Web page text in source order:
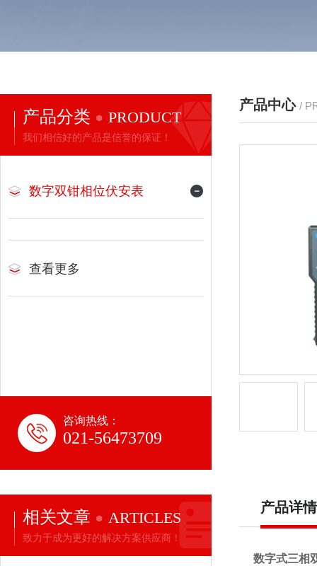
产品分类 PRODUCT
我们相信好的产品是信誉的保证！
数字双钳相位伏安表
查看更多
咨询热线：
021-56473709
相关文章 ARTICLES
致力于成为更好的解决方案供应商！
产品中心 /
产品详情
数字式三相